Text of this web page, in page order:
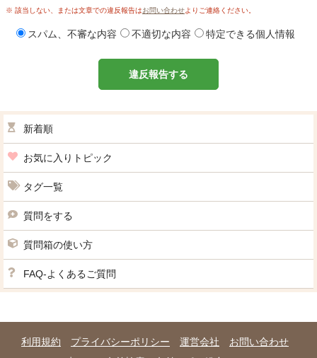
※ 該当しない、または文章での違反報告はお問い合わせよりご連絡ください。
スパム、不審な内容 不適切な内容 特定できる個人情報
違反報告する
新着順
お気に入りトピック
タグ一覧
質問をする
質問箱の使い方
FAQ-よくあるご質問
利用規約 プライバシーポリシー 運営会社
お問い合わせ